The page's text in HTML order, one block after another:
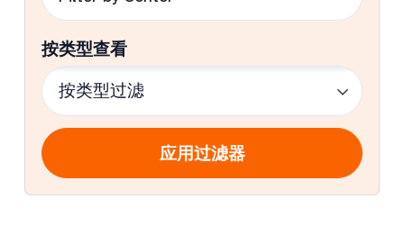
按类型查看
应用过滤器